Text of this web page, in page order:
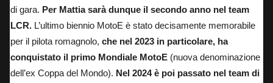
di gara. Per Mattia sarà dunque il secondo anno nel team
LCR. L’ultimo biennio MotoE è stato decisamente memorabile
per il pilota romagnolo, che nel 2023 in particolare, ha
conquistato il primo Mondiale MotoE (nuova denominazione
dell’ex Coppa del Mondo). Nel 2024 è poi passato nel team di